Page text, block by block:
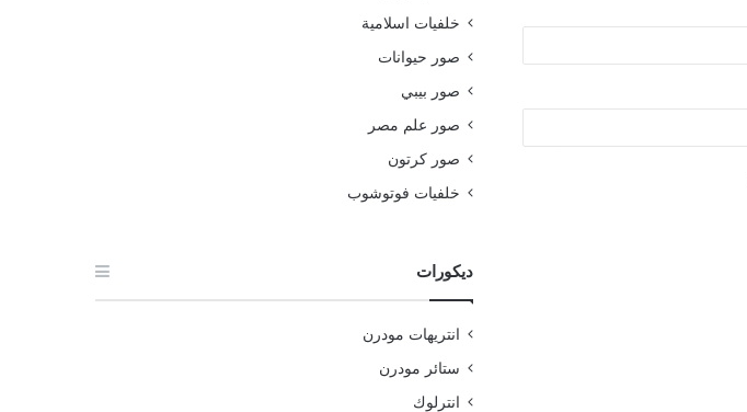
خلفيات اسلامية
صور حيوانات
صور بيبي
صور علم مصر
صور كرتون
خلفيات فوتوشوب
ديكورات
انتريهات مودرن
ستائر مودرن
انترلوك